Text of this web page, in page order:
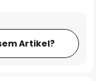
Artikel?